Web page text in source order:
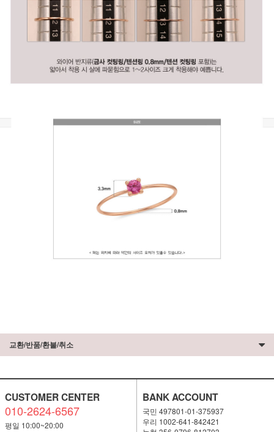
교환/반품/환불/취소
CUSTOMER CENTER
010-2624-6567
평일 10:00~20:00
BANK ACCOUNT
국민 497801-01-375937
우리 1002-641-842421